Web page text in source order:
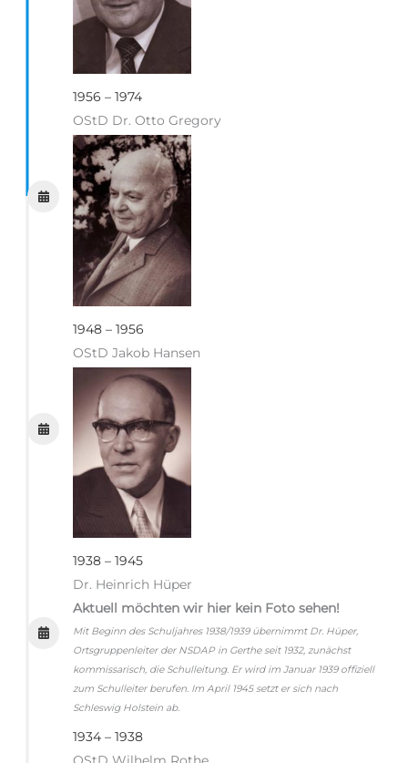
1956 – 1974
OStD Dr. Otto Gregory
1948 – 1956
OStD Jakob Hansen
1938 – 1945
Dr. Heinrich Hüper
Aktuell möchten wir hier kein Foto sehen!
Mit Beginn des Schuljahres 1938/1939 übernimmt Dr. Hüper,
Ortsgruppenleiter der NSDAP in Gerthe seit 1932, zunächst
kommissarisch, die Schulleitung. Er wird im Januar 1939 offiziell
zum Schulleiter berufen. Im April 1945 setzt er sich nach
Schleswig Holstein ab.
1934 – 1938